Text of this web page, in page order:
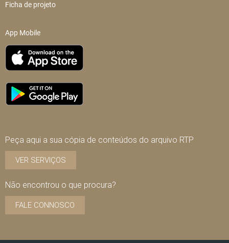
Ficha de projeto
App Mobile
Peça aqui a sua cópia de conteúdos do arquivo RTP
VER SERVIÇOS
Não encontrou o que procura?
FALE CONNOSCO